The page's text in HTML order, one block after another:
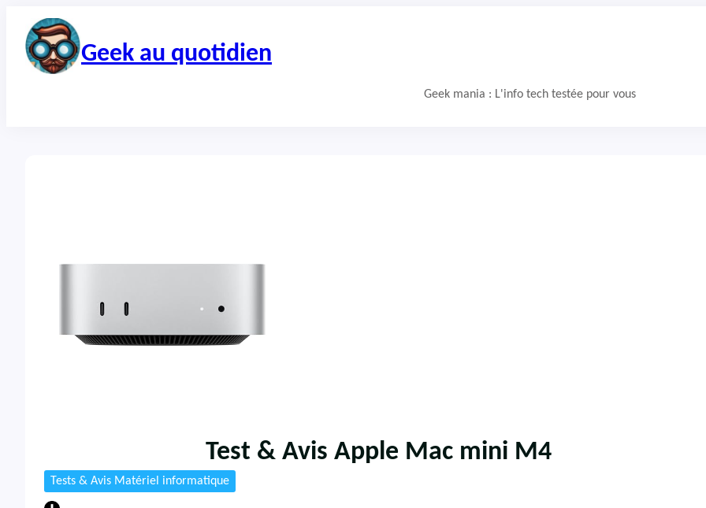
contenu
Geek au quotidien
Geek mania : L'info tech testée pour vous
Test & Avis Apple Mac mini M4
Tests & Avis Matériel informatique